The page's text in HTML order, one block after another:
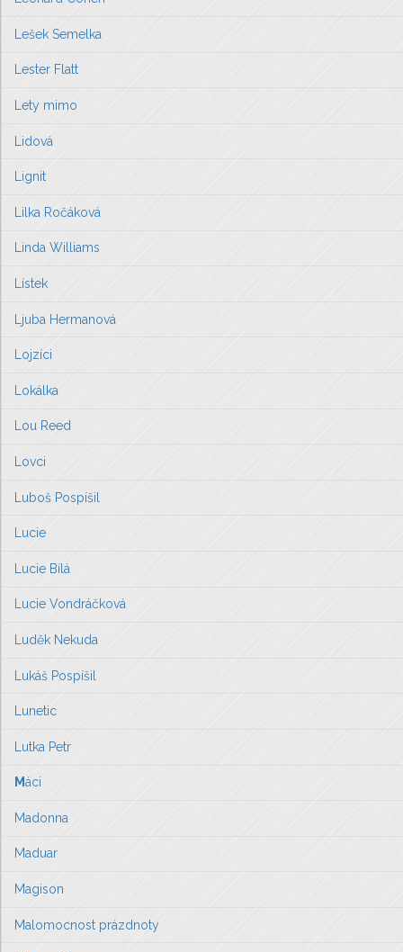
Lešek Semelka
Lester Flatt
Lety mimo
Lidová
Lignit
Lilka Ročáková
Linda Williams
Lístek
Ljuba Hermanová
Lojzíci
Lokálka
Lou Reed
Lovci
Luboš Pospíšil
Lucie
Lucie Bílá
Lucie Vondráčková
Luděk Nekuda
Lukáš Pospíšil
Lunetic
Lutka Petr
Máci
Madonna
Maduar
Magison
Malomocnost prázdnoty